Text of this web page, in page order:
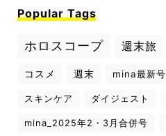
Popular Tags
ホロスコープ 週末旅
コスメ 週末 mina最新号
スキンケア ダイジェスト
mina_2025年2・3月合併号